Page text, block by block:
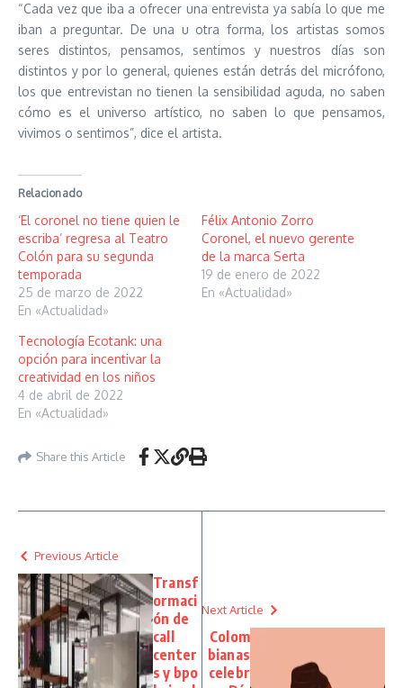
“Cada vez que iba a ofrecer una entrevista ya sabía lo que me
iban a preguntar. De una u otra forma, los artistas somos
seres distintos, pensamos, sentimos y nuestros días son
distintos y por lo general, quienes están detrás del micrófono,
los que entrevistan no tienen la sensibilidad aguda, no saben
cómo es el universo artístico, no saben lo que pensamos,
vivimos o sentimos”, dice el artista.
Relacionado
‘El coronel no tiene quien le
escriba’ regresa al Teatro
Colón para su segunda
temporada
25 de marzo de 2022
En «Actualidad»
Félix Antonio Zorro
Coronel, el nuevo gerente
de la marca Serta
19 de enero de 2022
En «Actualidad»
Tecnología Ecotank: una
opción para incentivar la
creatividad en los niños
4 de abril de 2022
En «Actualidad»
Share this Article
Previous Article
Transf
ormaci
ón de
call
center
s y bpo
Next Article
Colom
bianas
celebr